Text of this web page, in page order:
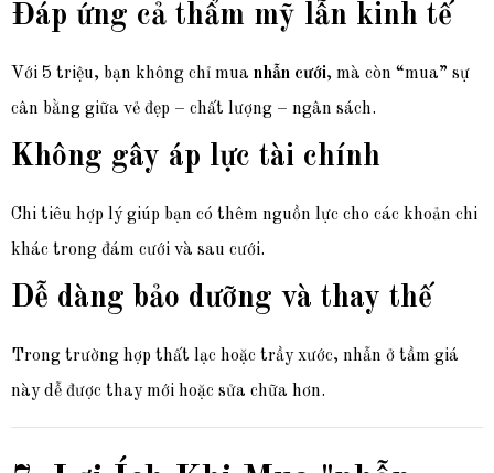
Đáp ứng cả thẩm mỹ lẫn kinh tế
Với 5 triệu, bạn không chỉ mua nhẫn cưới, mà còn “mua” sự
cân bằng giữa vẻ đẹp – chất lượng – ngân sách.
Không gây áp lực tài chính
Chi tiêu hợp lý giúp bạn có thêm nguồn lực cho các khoản chi
khác trong đám cưới và sau cưới.
Dễ dàng bảo dưỡng và thay thế
Trong trường hợp thất lạc hoặc trầy xước, nhẫn ở tầm giá
này dễ được thay mới hoặc sửa chữa hơn.